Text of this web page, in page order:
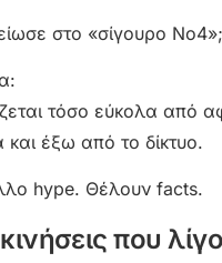
στο «σίγουρο Νο4»;
τόσο εύκολα από
και έξω από το δίκτυο.
hype. Θέλουν facts.
που